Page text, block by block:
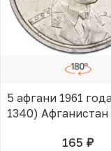
5 афгани 1961
1340) Афганистан
165 руб.
В